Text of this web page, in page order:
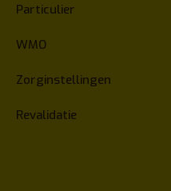
Particulier
WMO
Zorginstellingen
Revalidatie